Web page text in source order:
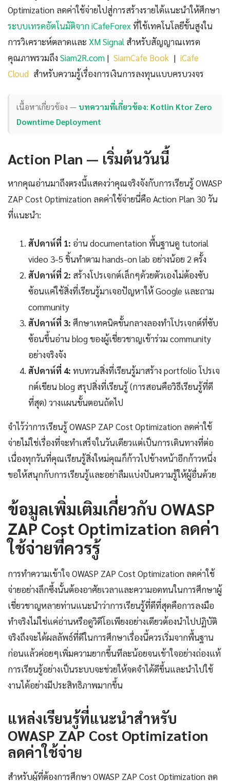
Optimization ลดค่าใช้จ่ายไปสู่การสร้างรายได้แนะนำให้ศึกษา
ระบบเทรดอัตโนมัติจาก iCafeForex ที่ใช้เทคโนโลยีขั้นสูงใน
การวิเคราะห์ตลาดและ XM Signal สำหรับสัญญาณเทรด
คุณภาพรวมถึงSiam2R.com | SiamCafe Book | iCafe
Cloud สำหรับความรู้เรื่องการเงินการลงทุนแบบครบวงจร
เนื้อหาเกี่ยวข้อง — บทความที่เกี่ยวข้อง: Kotlin Ktor Zero
Downtime Deployment
Action Plan — เริ่มต้นวันนี้
หากคุณอ่านมาถึงตรงนี้แสดงว่าคุณจริงจังกับการเรียนรู้ OWASP
ZAP Cost Optimization ลดค่าใช้จ่ายนี่คือ Action Plan 30 วัน
ที่แนะนำ:
สัปดาห์ที่ 1: อ่าน documentation พื้นฐานดู tutorial
video 3-5 ชิ้นทำตาม hands-on lab อย่างน้อย 2 ครั้ง
สัปดาห์ที่ 2: สร้างโปรเจกต์เล็กๆด้วยตัวเองไม่ต้องซับ
ซ้อนแค่ใช้สิ่งที่เรียนรู้มาเจอปัญหาให้ Google และถาม
community
สัปดาห์ที่ 3: ศึกษาเทคนิคขั้นกลางลองทำโปรเจกต์ที่ซับ
ซ้อนขึ้นอ่าน blog ของผู้เชี่ยวชาญเข้าร่วม community
อย่างจริงจัง
สัปดาห์ที่ 4: ทบทวนสิ่งที่เรียนรู้มาสร้าง portfolio โปรเจ
กต์เขียน blog สรุปสิ่งที่เรียนรู้ (การสอนคือวิธีเรียนรู้ที่ดี
ที่สุด) วางแผนขั้นตอนถัดไป
จำไว้ว่าการเรียนรู้ OWASP ZAP Cost Optimization ลดค่าใช้
จ่ายไม่ใช่เรื่องที่จะทำเสร็จในวันเดียวแต่เป็นการเดินทางที่ต่อ
เนื่องทุกวันที่คุณเรียนรู้สิ่งใหม่คุณก็ก้าวไปข้างหน้าอีกก้าวหนึ่ง
ขอให้สนุกกับการเรียนรู้และอย่าลืมแบ่งปันความรู้ให้ผู้อื่นด้วย
ข้อมูลเพิ่มเติมเกี่ยวกับ OWASP
ZAP Cost Optimization ลดค่า
ใช้จ่ายที่ควรรู้
การทำความเข้าใจ OWASP ZAP Cost Optimization ลดค่าใช้
จ่ายอย่างลึกซึ้งนั้นต้องอาศัยเวลาและความอดทนในการศึกษาผู้
เชี่ยวชาญหลายท่านแนะนำว่าการเรียนรู้ที่ดีที่สุดคือการลงมือ
ทำจริงไม่ใช่แค่อ่านหรือดูวิดีโอเพียงอย่างเดียวต้องนำไปปฏิบัติ
จริงถึงจะได้ผลลัพธ์ที่ดีในการศึกษาเรื่องนี้ควรเริ่มจากพื้นฐาน
ก่อนแล้วค่อยๆเพิ่มความยากขึ้นทีละน้อยจนเข้าใจอย่างถ่องแท้
การเรียนรู้อย่างเป็นระบบจะช่วยให้จดจำได้ดีขึ้นและนำไปใช้
งานได้อย่างมีประสิทธิภาพมากขึ้น
แหล่งเรียนรู้ที่แนะนำสำหรับ
OWASP ZAP Cost Optimization
ลดค่าใช้จ่าย
สำหรับผู้ที่ต้องการศึกษา OWASP ZAP Cost Optimization ลด